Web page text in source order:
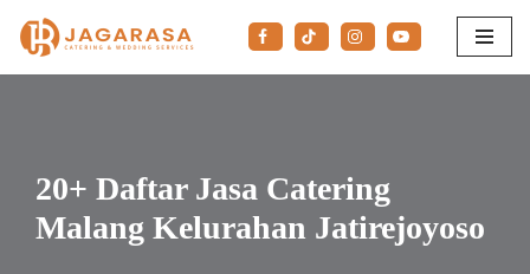
Lompat
20+ Daftar Jasa Catering
Malang Kelurahan Jatirejoyoso